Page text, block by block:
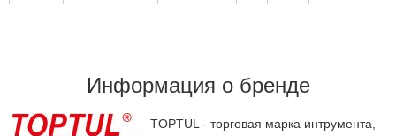
Информация о бренде
TOPTUL - торговая марка интрумента,